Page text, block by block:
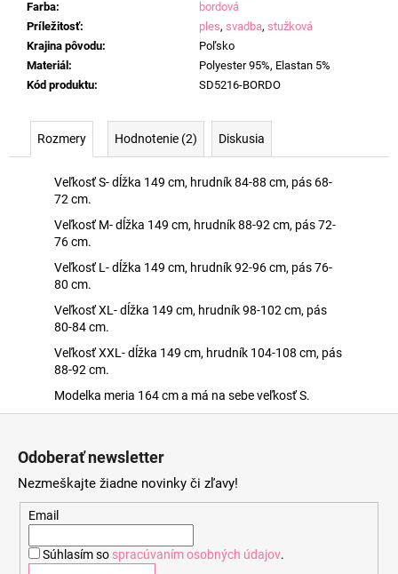
Farba:
bordová
Príležitosť: ples, svadba, stužková
Krajina pôvodu:
Poľsko
Materiál :
Polyester 95%, Elastan 5%
Kód produktu: SD5216-BORDO
Rozmery Hodnotenie (2) Diskusia
Veľkosť S- dĺžka 149 cm, hrudník 84-88 cm, pás 68-
72 cm.
Veľkosť M- dĺžka 149 cm, hrudník 88-92 cm, pás 72-
76 cm.
Veľkosť L- dĺžka 149 cm, hrudník 92-96 cm, pás 76-
80 cm.
Veľkosť XL- dĺžka 149 cm, hrudník 98-102 cm, pás
80-84 cm.
Veľkosť XXL- dĺžka 149 cm, hrudník 104-108 cm, pás
88-92 cm.
Modelka meria 164 cm a má na sebe veľkosť S.
Odoberať newsletter
Nezmeškajte žiadne novinky či zľavy!
Email
Súhlasím so spracúvaním osobných údajov.